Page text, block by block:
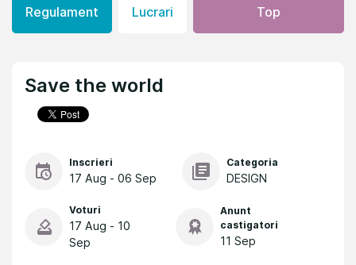
Regulament Lucrari Top
Save the world
Inscrieri
17 Aug - 06 Sep
Categoria
DESIGN
Voturi
17 Aug - 10
Sep
Anunt
castigatori
11 Sep